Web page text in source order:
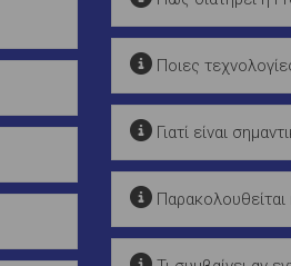
Ποιες
Γιατί είναι